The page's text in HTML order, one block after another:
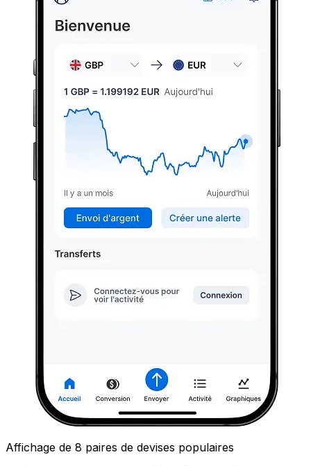
Affichage de 8 paires de devises populaires